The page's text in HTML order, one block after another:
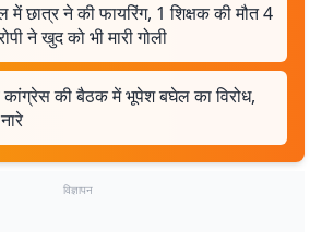
छात्र ने की फायरिंग, 1 शिक्षक की मौत 4
ने खुद को भी मारी गोली
की बैठक में भूपेश बघेल का विरोध,
विज्ञापन